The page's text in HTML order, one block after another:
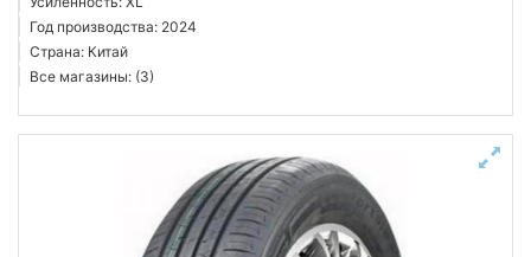
Год производства: 2024
Страна: Китай
Все магазины: (3)